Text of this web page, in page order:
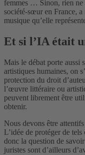
femmes … Sinon, rien ne
société-sœur en France, a
musique qu’elle
Et si l’IA était
Mais le débat porte aussi
artistiques humaines, on
protection du droit
l’œuvre littéraire ou
peuvent librement être
obtenir.
Nous devons être
L’idée de protéger de
donc la question de
juristes sont d’ailleurs